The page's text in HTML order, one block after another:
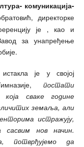
комуникација-
директорке
је , као и
за унапређење
је у својој
постати
сваке године
земаља, али
истражују,
сасвим нов начин.
потврђујемо да